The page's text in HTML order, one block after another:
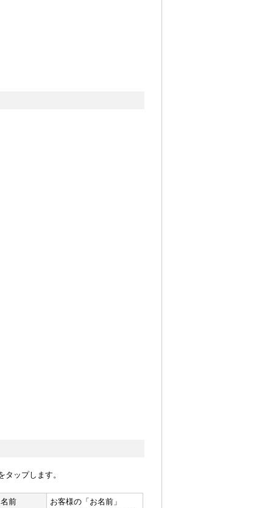
タップします。
名前
お客様の「お名前」